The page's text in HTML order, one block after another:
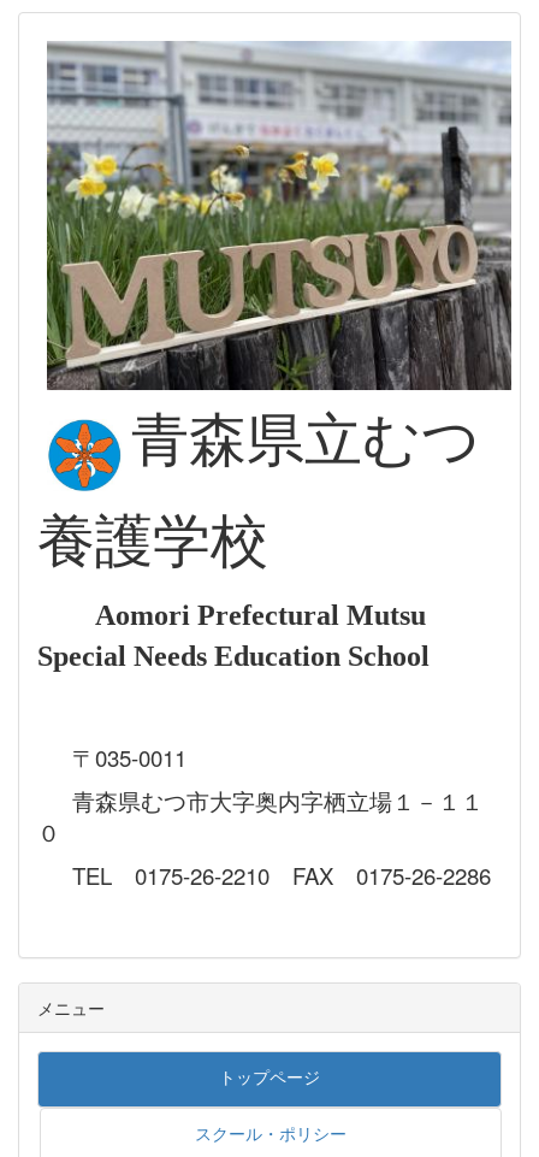
青森県立むつ
養護学校
Aomori Prefectural Mutsu
Special Needs Education School
〒035-0011
青森県むつ市大字奥内字栖立場１－１１
０
TEL 0175-26-2210 FAX 0175-26-2286
メニュー
トップページ
スクール・ポリシー